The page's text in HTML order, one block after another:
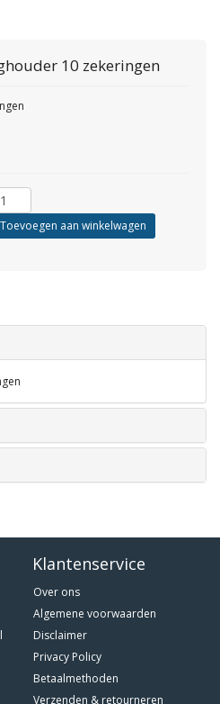
10 zekeringen
Toevoegen aan winkelwagen
Klantenservice
Over ons
Algemene voorwaarden
Disclaimer
Privacy Policy
Betaalmethoden
Verzenden & retourneren